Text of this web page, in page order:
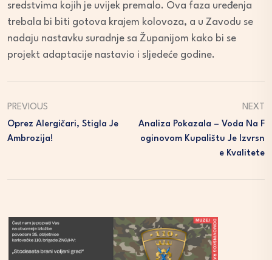
sredstvima kojih je uvijek premalo. Ova faza uređenja
trebala bi biti gotova krajem kolovoza, a u Zavodu se
nadaju nastavku suradnje sa Županijom kako bi se
projekt adaptacije nastavio i sljedeće godine.
PREVIOUS
Oprez Alergičari, Stigla Je
Ambrozija!
NEXT
Analiza Pokazala – Voda Na F
Oginovom Kupalištu Je Izvrsn
E Kvalitete